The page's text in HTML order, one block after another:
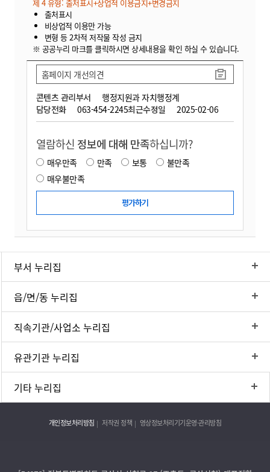
제 4 유형: 출처표시+상업적 이용금지+변경금지
출처표시
비상업적 이용만 가능
변형 등 2차적 저작물 작성 금지
※ 공공누리 마크를 클릭하시면 상세내용을 확인 하실 수 있습니다.
콘텐츠 관리부서
행정지원과 자치행정계
담당전화
063-454-2245최근수정일 2025-02-06
홈페이지 개선의견
열람하신 정보에 대해 만족하십니까?
매우만족 만족 보통
불만족
매우불만족
부서 누리집
읍/면/동 누리집
직속기관/사업소 누리집
유관기관 누리집
기타 누리집
개인정보처리방침 저작권 정책 영상정보처리기기운영·관리방침